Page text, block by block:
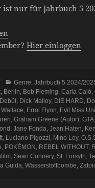
nur für Jahrbuch 5
Hier einloggen
Kategorien
Genre,Jahrbuch 5 2024/
, Berlin, Bob Fleming,Carla Calò,
Debüt, Dick Malloy, DIE HARD,
Wallace, Errol Flynn, Evil Miss
,Graham Greene (Autor),GTA,
,Jane Fonda,Jean Haten,
, Luciano Pigozzi, Mino Loy,
, POKÉMON , REBEL WITHOUT,
, Sean Connery, St. Forsyth,
Guida,Wasserstoffbombe,